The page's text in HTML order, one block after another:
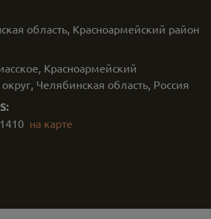
область, Красноармейский район
Красноармейский
Челябинская область, Россия
на карте